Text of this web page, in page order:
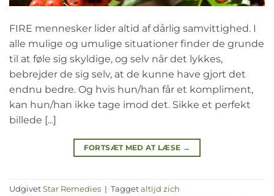
FIRE mennesker lider altid af dårlig samvittighed. I
alle mulige og umulige situationer finder de grunde
til at føle sig skyldige, og selv når det lykkes,
bebrejder de sig selv, at de kunne have gjort det
endnu bedre. Og hvis hun/han får et kompliment,
kan hun/han ikke tage imod det. Sikke et perfekt
billede [...]
FORTSÆT MED AT LÆSE →
Udgivet Star Remedies | Tagget altijd zich